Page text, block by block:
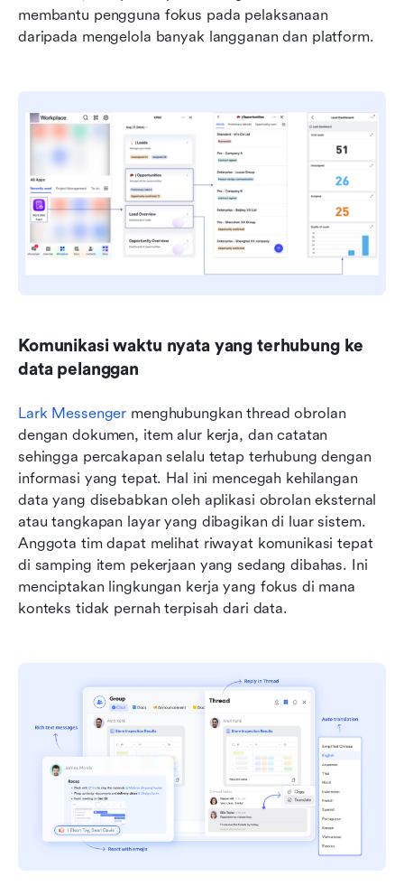
membantu pengguna fokus pada pelaksanaan
daripada mengelola banyak langganan dan platform.
Komunikasi waktu nyata yang terhubung ke
data pelanggan
Lark Messenger menghubungkan thread obrolan
dengan dokumen, item alur kerja, dan catatan
sehingga percakapan selalu tetap terhubung dengan
informasi yang tepat. Hal ini mencegah kehilangan
data yang disebabkan oleh aplikasi obrolan eksternal
atau tangkapan layar yang dibagikan di luar sistem.
Anggota tim dapat melihat riwayat komunikasi tepat
di samping item pekerjaan yang sedang dibahas. Ini
menciptakan lingkungan kerja yang fokus di mana
konteks tidak pernah terpisah dari data.